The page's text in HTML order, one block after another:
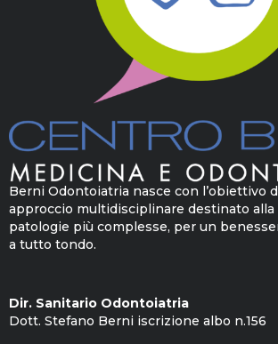
Berni Odontoiatria nasce con l’obiettivo
approccio multidisciplinare destinato alla
patologie più complesse, per un
a tutto tondo.
Dir. Sanitario Odontoiatria
Dott. Stefano Berni iscrizione albo n.156